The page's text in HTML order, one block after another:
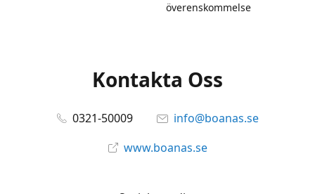
överenskommelse
Kontakta Oss
0321-50009
info@boanas.se
www.boanas.se